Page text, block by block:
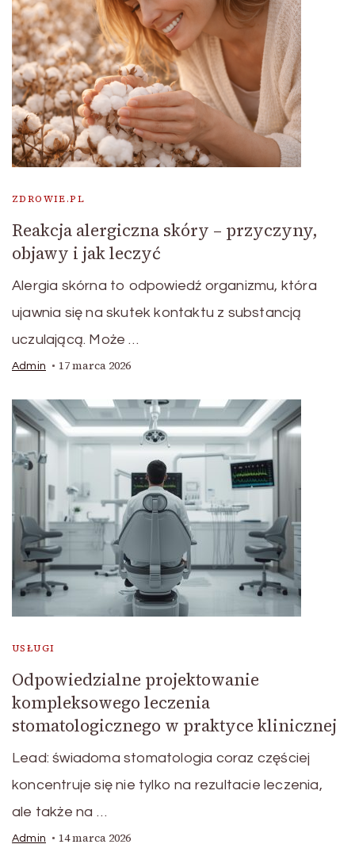
ZDROWIE.PL
Reakcja alergiczna skóry – przyczyny,
objawy i jak leczyć
Alergia skórna to odpowiedź organizmu, która
ujawnia się na skutek kontaktu z substancją
uczulającą. Może …
Admin 17 marca 2026
USŁUGI
Odpowiedzialne projektowanie
kompleksowego leczenia
stomatologicznego w praktyce klinicznej
Lead: świadoma stomatologia coraz częściej
koncentruje się nie tylko na rezultacie leczenia,
ale także na …
Admin 14 marca 2026